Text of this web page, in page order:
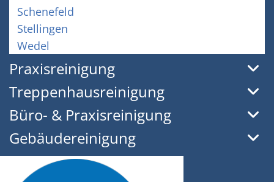
Schenefeld
Stellingen
Wedel
Praxisreinigung
Treppenhausreinigung
Büro- & Praxisreinigung
Gebäudereinigung